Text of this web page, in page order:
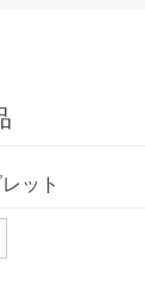
ット